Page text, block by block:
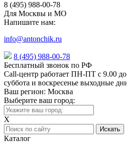
8 (495) 988-00-78
Для Москвы и МО
Напишите нам:
info@antonchik.ru
8 (495) 988-00-78
Бесплатный звонок по РФ
Call-центр работает ПН-ПТ с 9.00
суббота и воскресенье выходные
Ваш регион: Москва
Выберите ваш город:
X
Каталог